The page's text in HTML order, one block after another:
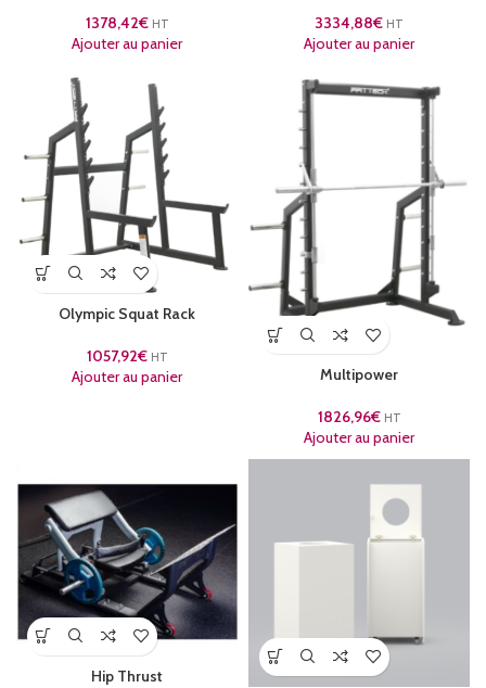
1378,42€ HT
Ajouter au panier
3334,88€ HT
Ajouter au panier
Olympic Squat Rack
1057,92€ HT
Ajouter au panier Multipower
1826,96€ HT
Ajouter au panier
Hip Thrust